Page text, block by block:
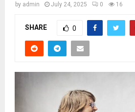
by admin July 24, 2025 0 16
SHARE 0